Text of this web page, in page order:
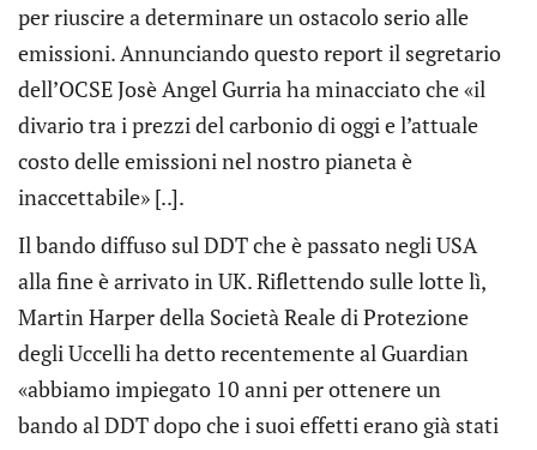
per riuscire a determinare un ostacolo serio alle
emissioni. Annunciando questo report il segretario
dell’OCSE Josè Angel Gurria ha minacciato che «il
divario tra i prezzi del carbonio di oggi e l’attuale
costo delle emissioni nel nostro pianeta è
inaccettabile» [..].
Il bando diffuso sul DDT che è passato negli USA
alla fine è arrivato in UK. Riflettendo sulle lotte lì,
Martin Harper della Società Reale di Protezione
degli Uccelli ha detto recentemente al Guardian
«abbiamo impiegato 10 anni per ottenere un
bando al DDT dopo che i suoi effetti erano già stati